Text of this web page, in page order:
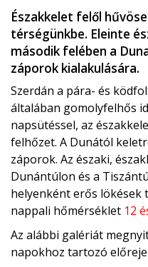
Északkelet felől
térségünkbe. Eleinte
második felében a
záporok kialakulására.
Szerdán a pára- és
általában gomolyfelhős
napsütéssel, az
felhőzet. A Dunától
záporok. Az északi,
Dunántúlon és a
helyenként erős lökések
nappali hőmérséklet 12
Az alábbi galériát
napokhoz tartozó